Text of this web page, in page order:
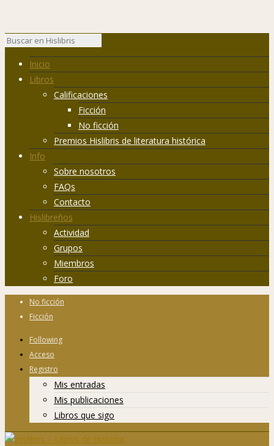
Inicio
Libros
Calificaciones
Ficción
No ficción
Premios Hislibris de literatura histórica
Info
Sobre nosotros
FAQs
Contacto
Hislibreños
Actividad
Grupos
Miembros
Foro
No ficción
Ficción
Following
Acceso
Registro
Mis entradas
Mis publicaciones
Libros que sigo